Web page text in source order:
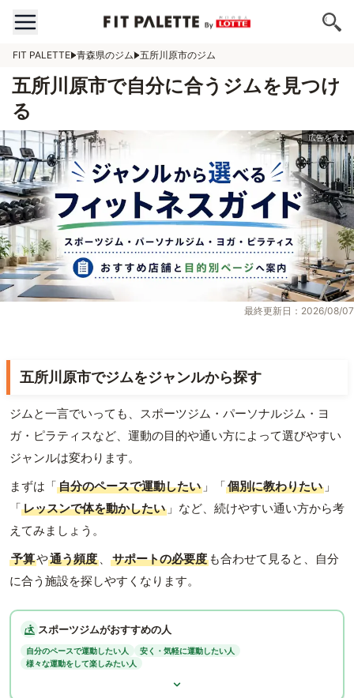
FIT PALETTE 青森県のジム 五所川原市のジム
五所川原市で自分に合うジムを見つけ
る
最終更新日：2026/08/07
五所川原市でジムをジャンルから探す
ジムと一言でいっても、スポーツジム・パーソナルジム・ヨ
ガ・ピラティスなど、運動の目的や通い方によって選びやすい
ジャンルは変わります。
まずは「自分のペースで運動したい 」「個別に教わりたい 」
「レッスンで体を動かしたい 」など、続けやすい通い方から考
えてみましょう。
予算や通う頻度 、 サポートの必要度 も合わせて見ると、自分
に合う施設を探しやすくなります。
スポーツジムがおすすめの人
自分のペースで運動したい人
安く・気軽に運動したい人
様々な運動をして楽しみたい人